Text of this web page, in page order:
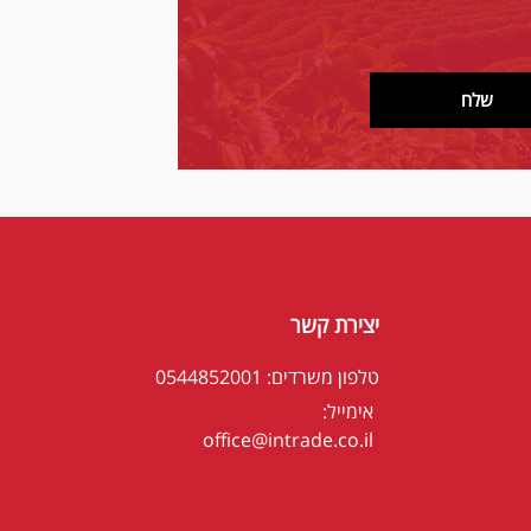
שלח
יצירת קשר
טלפון משרדים: 0544852001
אימייל:
office@intrade.co.il